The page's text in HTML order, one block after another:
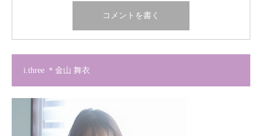
i.three ＊金山 舞衣